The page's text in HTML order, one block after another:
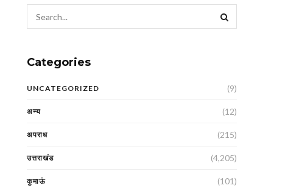
Categories
UNCATEGORIZED (9)
अन्य (12)
अपराध (215)
उत्तराखंड (4,205)
कुमाऊं (101)